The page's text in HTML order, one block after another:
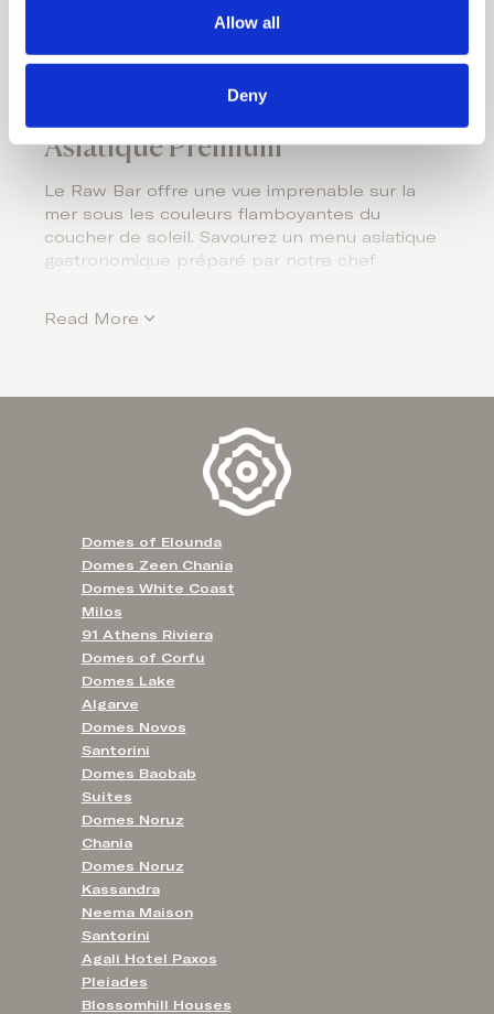
Allow all
Deny
Asiatique Premium
Le Raw Bar offre une vue imprenable sur la
mer sous les couleurs flamboyantes du
coucher de soleil. Savourez un menu asiatique
gastronomique préparé par notre chef
bars de Corfou.
Read More
Domes of Elounda
Domes Zeen Chania
Domes White Coast
Milos
91 Athens Riviera
Domes of Corfu
Domes Lake
Algarve
Domes Novos
Santorini
Domes Baobab
Suites
Domes Noruz
Chania
Domes Noruz
Kassandra
Neema Maison
Santorini
Agali Hotel Paxos
Pleiades
Blossomhill Houses